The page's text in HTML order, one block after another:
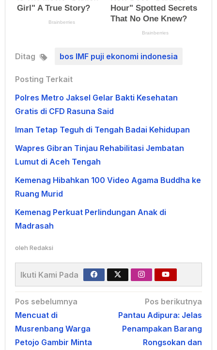
Ditag bos IMF puji ekonomi indonesia
Posting Terkait
Polres Metro Jaksel Gelar Bakti Kesehatan
Gratis di CFD Rasuna Said
Iman Tetap Teguh di Tengah Badai Kehidupan
Wapres Gibran Tinjau Rehabilitasi Jembatan
Lumut di Aceh Tengah
Kemenag Hibahkan 100 Video Agama Buddha ke
Ruang Murid
Kemenag Perkuat Perlindungan Anak di
Madrasah
oleh Redaksi
Ikuti Kami Pada
Navigasi
pos
Pos sebelumnya
Mencuat di
Musrenbang Warga
Petojo Gambir Minta
Pos berikutnya
Pantau Adipura: Jelas
Penampakan Barang
Rongsokan dan